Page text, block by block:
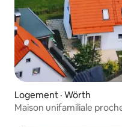
Logement · Wörth
Maison unifamiliale